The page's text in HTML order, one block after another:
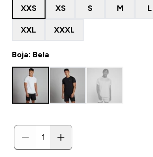
XXS XS S M L
XXL XXXL
Boja: Bela